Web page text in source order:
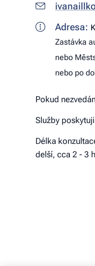
Adresa:
Zastávka
nebo
nebo po
Pokud
Služby
Délka
delší, cca 2 - 3